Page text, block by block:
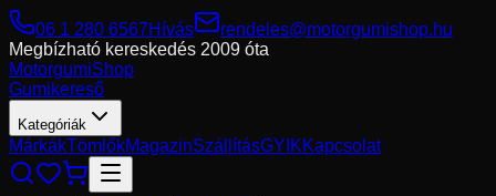
06 1 280 6567Hívás
rendeles@motorgumishop.hu
Megbízható kereskedés 2009 óta
MotorgumiShop
Gumikereső
Kategóriák
MárkákTömlőkMagazinSzállításGYIKKapcsolat